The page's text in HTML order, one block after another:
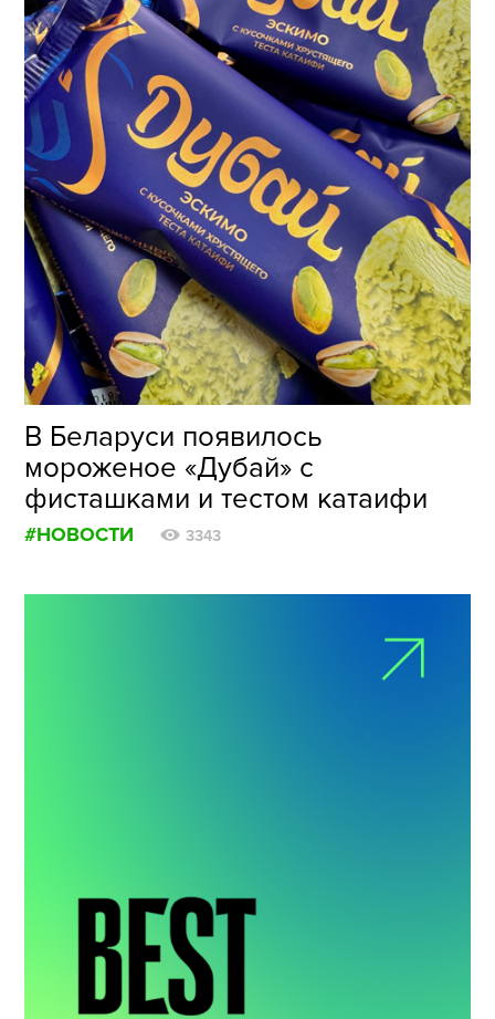
В Беларуси появилось
мороженое «Дубай» с
фисташками и тестом катаифи
#НОВОСТИ 3343